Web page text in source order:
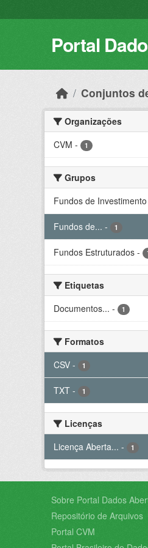
Portal
Conjuntos
Organizações
CVM - 1
Grupos
Fundos de Investimento
Fundos de... - 1
Fundos Estruturados -
Etiquetas
Documentos... - 1
Formatos
CSV - 1
TXT - 1
Licenças
Licença Aberta... - 1
Sobre Portal Dados
Repositório de Arquivos
Portal CVM